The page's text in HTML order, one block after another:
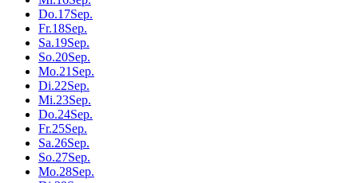
Do.17Sep.
Fr.18Sep.
Sa.19Sep.
So.20Sep.
Mo.21 Sep.
Di.22Sep.
Mi.23Sep.
Do.24Sep.
Fr.25Sep.
Sa.26Sep.
So.27Sep.
Mo.28Sep.